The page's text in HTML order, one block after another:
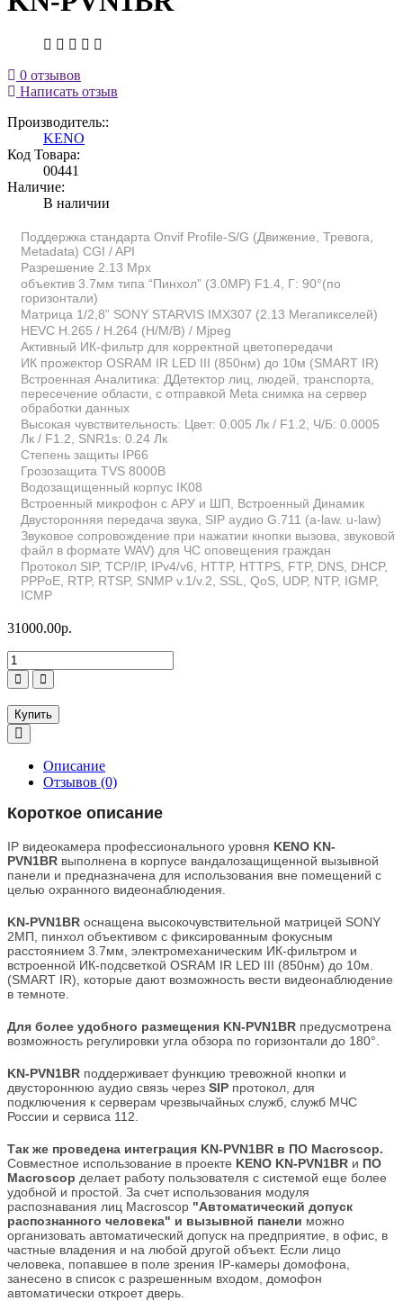
0 отзывов
Написать отзыв
Производитель::
KENO
Код Товара:
00441
Наличие:
В наличии
Поддержка стандарта Onvif Profile-S/G (Движение, Тревога,
Metadata) CGI / API
Разрешение 2.13 Мpx
объектив 3.7мм типа “Пинхол” (3.0MP) F1.4, Г: 90°(по
горизонтали)
Матрица 1/2,8” SONY STARVIS IMX307 (2.13 Мегапикселей)
HEVC H.265 / H.264 (H/M/B) / Mjpeg
Активный ИК-фильтр для корректной цветопередачи
ИК прожектор OSRAM IR LED III (850нм) до 10м (SMART IR)
Встроенная Аналитика: ДДетектор лиц, людей, транспорта,
пересечение области, с отправкой Meta снимка на сервер
обработки данных
Высокая чувствительность: Цвет: 0.005 Лк / F1.2, Ч/Б: 0.0005
Лк / F1.2, SNR1s: 0.24 Лк
Степень защиты IP66
Грозозащита TVS 8000В
Водозащищенный корпус IK08
Встроенный микрофон с АРУ и ШП, Встроенный Динамик
Двусторонняя передача звука, SIP аудио G.711 (a-law. u-law)
Звуковое сопровождение при нажатии кнопки вызова, звуковой
файл в формате WAV) для ЧС оповещения граждан
Протокол SIP, TCP/IP, IPv4/v6, HTTP, HTTPS, FTP, DNS, DHCP,
PPPoE, RTP, RTSP, SNMP v.1/v.2, SSL, QoS, UDP, NTP, IGMP,
ICMP
31000.00р.
Купить
Описание
Отзывов (0)
Короткое описание
IP видеокамера профессионального уровня KENO KN-
PVN1BR выполнена в корпусе вандалозащищенной вызывной
панели и предназначена для использования вне помещений с
целью охранного видеонаблюдения.
KN-PVN1BR оснащена высокочувствительной матрицей SONY
2МП, пинхол объективом с фиксированным фокусным
расстоянием 3.7мм, электромеханическим ИК-фильтром и
встроенной ИК-подсветкой OSRAM IR LED III (850нм) до 10м.
(SMART IR), которые дают возможность вести видеонаблюдение
в темноте.
Для более удобного размещения KN-PVN1BR предусмотрена
возможность регулировки угла обзора по горизонтали до 180°.
KN-PVN1BR поддерживает функцию тревожной кнопки и
двустороннюю аудио связь через SIP протокол, для
подключения к серверам чрезвычайных служб, служб МЧС
России и сервиса 112.
Так же проведена интеграция KN-PVN1BR в ПО Macroscop.
Совместное использование в проекте KENO KN-PVN1BR и ПО
Macroscop делает работу пользователя с системой еще более
удобной и простой. За счет использования модуля
распознавания лиц Macroscop "Автоматический допуск
распознанного человека" и вызывной панели можно
организовать автоматический допуск на предприятие, в офис, в
частные владения и на любой другой объект. Если лицо
человека, попавшее в поле зрения IP-камеры домофона,
занесено в список с разрешенным входом, домофон
автоматически откроет дверь.